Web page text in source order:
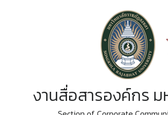
งานสื่อสารองค์กร